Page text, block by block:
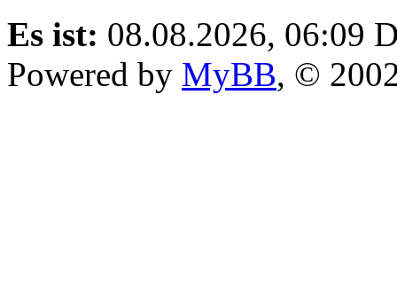
Es ist: 08.08.2026, 06:09
Powered by MyBB, ©